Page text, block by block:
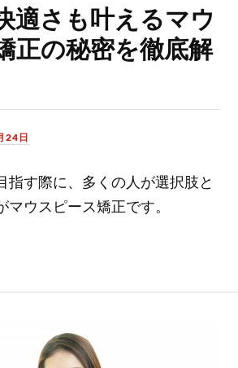
適さも叶えるマウ
正の秘密を徹底解
24日
指す際に、多くの人が選択肢と
マウスピース矯正です。